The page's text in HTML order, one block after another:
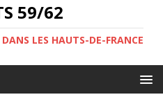
59/62
LES HAUTS-DE-FRANCE